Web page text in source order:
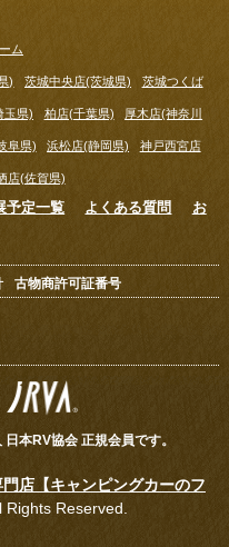
ム
) 茨城中央店(茨城県) 茨城つくば
玉県) 柏店(千葉県) 厚木店(神奈川
阜県) 浜松店(静岡県) 神戸西宮店
店(佐賀県)
予定一覧 よくある質問
お
古物商許可証番号
本RV協会 正規会員です。
店【キャンピングカーのフ
Rights Reserved.